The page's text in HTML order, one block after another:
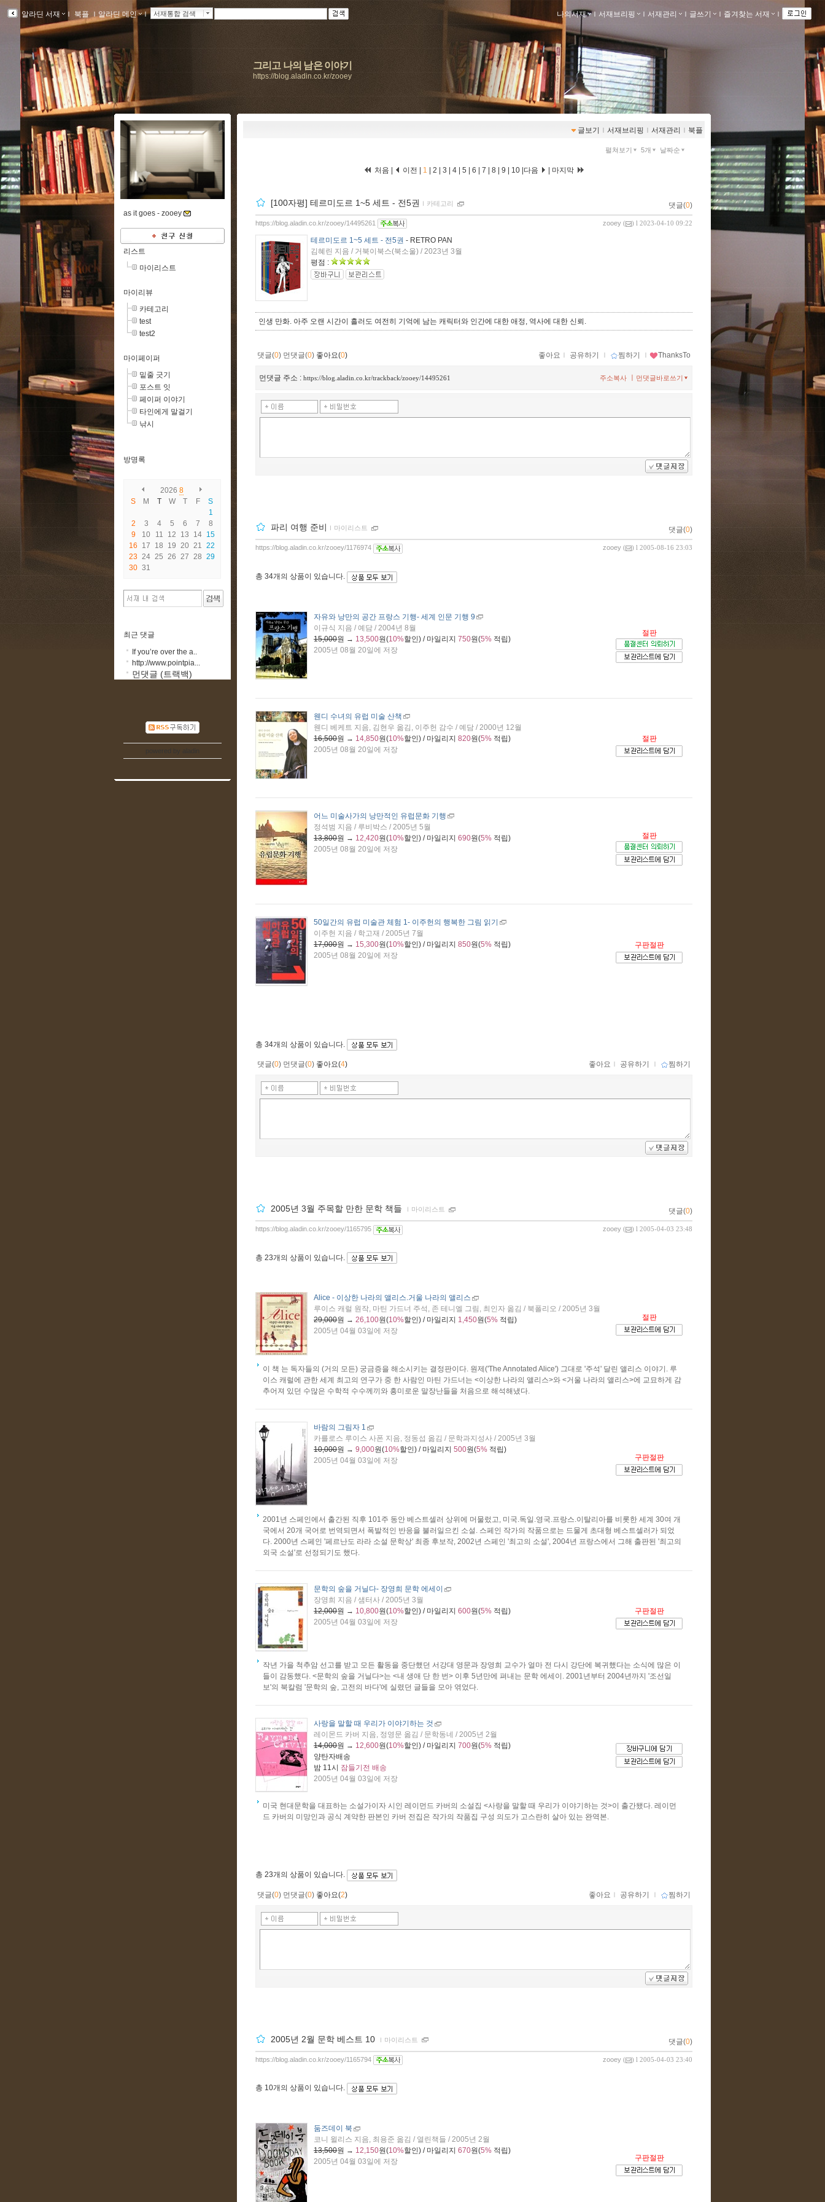
알라딘 서재 ｌ 북플 ｌ알라딘 메인 ｌ 서재통합 검색 나의서재 ｌ 서재브리핑 ｌ 서재관리 ｌ 글쓰기 ｌ 즐겨찾는 서재 ｌ
그리고 나의 남은 이야기
https://blog.aladin.co.kr/zooey
글보기 ｌ 서재브리핑 ｌ 서재관리 ｌ 북플
펼쳐보기 5개 날짜순
처음 | 이전 | 1 2 3 4 5 6 7 8 9 10 다음 마지막
[100자평] 테르미도르 1~5 세트 - 전5권 ｌ 카테고리 댓글(0)
zooey ( ) l 2023-04-10 09:22
https://blog.aladin.co.kr/zooey/14495261
테르미도르 1~5 세트 - 전5권 - RETRO PAN
김혜린 지음 / 거북이북스(북소울) / 2023년 3월
평점 :
인생 만화. 아주 오랜 시간이 흘러도 여전히 기억에 남는 캐릭터와 인간에 대한 애정, 역사에 대한 신뢰.
댓글(0) 먼댓글(0) 좋아요(0) 좋아요 ｌ 공유하기 ｌ 찜하기 ｌ ThanksTo
먼댓글 주소 : https://blog.aladin.co.kr/trackback/zooey/14495261 먼댓글바로쓰기
주소복사
파리 여행 준비 ｌ 마이리스트 댓글(0)
zooey ( ) l 2005-08-16 23:03
https://blog.aladin.co.kr/zooey/1176974
총 34개 의 상품이 있습니다.
자유와 낭만의 공간 프랑스 기행- 세계 인문 기행 9
이규식 지음 / 예담 / 2004년 8월
15,000원 → 13,500원(10%할인) / 마일리지 750원(5% 적립)
2005년 08월 20일에 저장
절판
웬디 수녀의 유럽 미술 산책
웬디 베케트 지음, 김현우 옮김, 이주헌 감수 / 예담 / 2000년 12월
16,500원 → 14,850원(10%할인) / 마일리지 820원(5% 적립)
2005년 08월 20일에 저장
절판
어느 미술사가의 낭만적인 유럽문화 기행
정석범 지음 / 루비박스 / 2005년 5월
13,800원 → 12,420원(10%할인) / 마일리지 690원(5% 적립)
2005년 08월 20일에 저장
절판
50일간의 유럽 미술관 체험 1 - 이주헌의 행복한 그림 읽기
이주헌 지음 / 학고재 / 2005년 7월
17,000원 → 15,300원(10%할인) / 마일리지 850원(5% 적립)
2005년 08월 20일에 저장
구판절판
총 34개의 상품이 있습니다.
댓글(0) 먼댓글(0) 좋아요(4) 좋아요 ｌ 공유하기 ｌ 찜하기
2005년 3월 주목할 만한 문학 책들 ｌ 마이리스트 댓글(0)
zooey ( ) l 2005-04-03 23:48
https://blog.aladin.co.kr/zooey/1165795
총 23개의 상품이 있습니다.
Alice - 이상한 나라의 앨리스.거울 나라의 앨리스
루이스 캐럴 원작, 마틴 가드너 주석, 존 테니엘 그림, 최인자 옮김 / 북폴리오 / 2005년 3월
29,000원 → 26,100원(10%할인) / 마일리지 1,450원(5% 적립)
2005년 04월 03일에 저장
절판
이 책 는 독자들의 (거의 모든) 궁금증을 해소시키는 결정판이다. 원제('The Annotated Alice') 그대로 '주석' 달린 앨리스 이야기. 루
이스 캐럴에 관한 세계 최고의 연구가 중 한 사람인 마틴 가드너는 <이상한 나라의 앨리스>와 <거울 나라의 앨리스>에 교묘하게 감
추어져 있던 수많은 수학적 수수께끼와 흥미로운 말장난들을 처음으로 해석해냈다.
바람의 그림자 1
카를로스 루이스 사폰 지음, 정동섭 옮김 / 문학과지성사 / 2005년 3월
10,000원 → 9,000원(10%할인) / 마일리지 500원(5% 적립)
2005년 04월 03일에 저장
구판절판
2001년 스페인에서 출간된 직후 101주 동안 베스트셀러 상위에 머물렀고, 미국.독일.영국.프랑스.이탈리아를 비롯한 세계 30여 개
국에서 20개 국어로 번역되면서 폭발적인 반응을 불러일으킨 소설. 스페인 작가의 작품으로는 드물게 초대형 베스트셀러가 되었
다. 2000년 스페인 '페르난도 라라 소설 문학상' 최종 후보작, 2002년 스페인 '최고의 소설', 2004년 프랑스에서 그해 출판된 '최고의
외국 소설'로 선정되기도 했다.
문학의 숲을 거닐다- 장영희 문학 에세이
장영희 지음 / 샘터사 / 2005년 3월
12,000원 → 10,800원(10%할인) / 마일리지 600원(5% 적립)
2005년 04월 03일에 저장
구판절판
작년 가을 척추암 선고를 받고 모든 활동을 중단했던 서강대 영문과 장영희 교수가 얼마 전 다시 강단에 복귀했다는 소식에 많은 이
들이 감동했다. <문학의 숲을 거닐다>는 <내 생애 단 한 번> 이후 5년만에 펴내는 문학 에세이. 2001년부터 2004년까지 '조선일
보'의 북칼럼 '문학의 숲, 고전의 바다'에 실렸던 글들을 모아 엮었다.
사랑을 말할 때 우리가 이야기하는 것
레이몬드 카버 지음, 정영문 옮김 / 문학동네 / 2005년 2월
14,000원 → 12,600원(10%할인) / 마일리지 700원(5% 적립)
양탄자배송
밤 11시 잠들기전 배송
2005년 04월 03일에 저장
미국 현대문학을 대표하는 소설가이자 시인 레이먼드 카버의 소설집 <사랑을 말할 때 우리가 이야기하는 것>이 출간됐다. 레이먼
드 카버의 미망인과 공식 계약한 판본인 카버 전집은 작가의 작품집 구성 의도가 고스란히 살아 있는 완역본.
총 23개 의 상품이 있습니다.
댓글(0) 먼댓글(0) 좋아요(2) 좋아요 ｌ 공유하기 ｌ 찜하기
2005년 2월 문학 베스트 10 ｌ 마이리스트 댓글(0)
zooey ( ) l 2005-04-03 23:40
https://blog.aladin.co.kr/zooey/1165794
총 10개 의 상품이 있습니다.
둠즈데이 북
코니 윌리스 지음, 최용준 옮김 / 열린책들 / 2005년 2월
13,500원 → 12,150원(10%할인) / 마일리지 670원(5% 적립)
2005년 04월 03일에 저장
구판절판
as it goes - zooey
리스트
마이리스트
마이리뷰
카테고리
test
test2
마이페이퍼
밑줄 긋기
포스트 잇
페이퍼 이야기
타인에게 말걸기
낚시
방명록
2026 8
S
M T W T F
S
1
2
3 4 5 6 7
8
9
10 11 12 13 14 15
16
17 18 19 20 21 22
23 24 25 26 27 28 29
30 31
최근 댓글
If you’re over the a..
http://www.pointpia...
먼댓글 (트랙백)
powered by aladin